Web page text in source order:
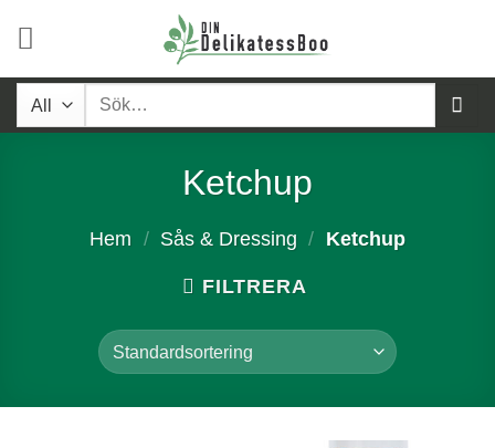
content
Sök
Ketchup
Hem / Sås & Dressing / Ketchup
FILTRERA